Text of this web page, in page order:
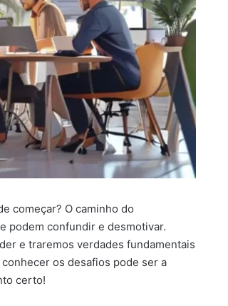
começar? O caminho do
podem confundir e desmotivar.
e traremos verdades fundamentais
os desafios pode ser a
certo!